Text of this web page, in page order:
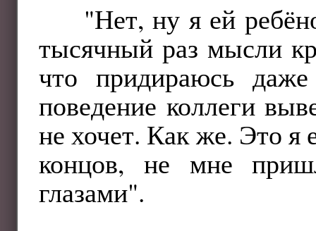
"Нет, ну я ей
тысячный раз мысли
что придираюсь
поведение коллеги
не хочет. Как же. Это я
концов, не мне
глазами".